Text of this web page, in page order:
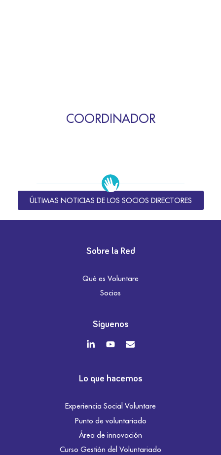
COORDINADOR
ÚLTIMAS NOTICIAS DE LOS SOCIOS DIRECTORES
Sobre la Red
Qué es Voluntare
Socios
Síguenos
Lo que hacemos
Experiencia Social Voluntare
Punto de voluntariado
Área de innovación
Curso Gestión del Voluntariado